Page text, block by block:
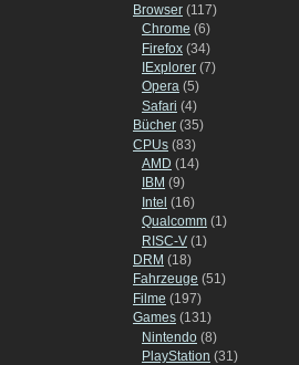
Browser (117)
Chrome (6)
Firefox (34)
IExplorer (7)
Opera (5)
Safari (4)
Bücher (35)
CPUs (83)
AMD (14)
IBM (9)
Intel (16)
Qualcomm (1)
RISC-V (1)
DRM (18)
Fahrzeuge (51)
Filme (197)
Games (131)
Nintendo (8)
PlayStation (31)